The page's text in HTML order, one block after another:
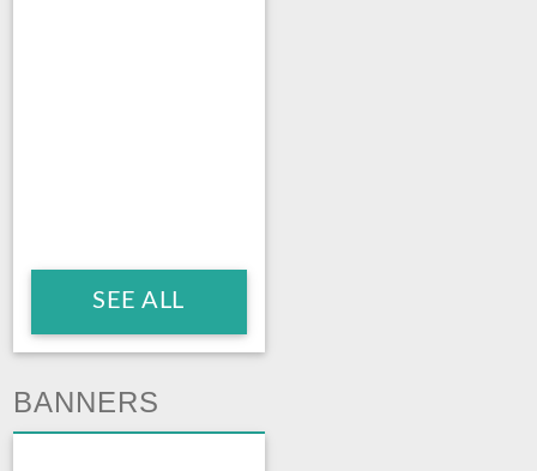
SEE ALL
BANNERS